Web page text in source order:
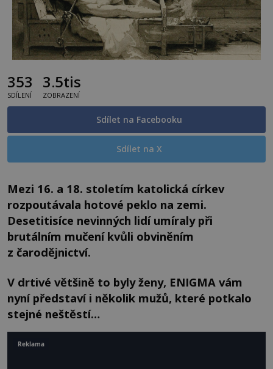
353
SDÍLENÍ
3.5tis
ZOBRAZENÍ
Sdílet na Facebooku
Sdílet na X
Mezi 16. a 18. stoletím katolická církev
rozpoutávala hotové peklo na zemi.
Desetitisíce nevinných lidí umíraly při
brutálním mučení kvůli obviněním
z čarodějnictví.
V drtivé většině to byly ženy, ENIGMA vám
nyní představí i několik mužů, které potkalo
stejné neštěstí…
Reklama